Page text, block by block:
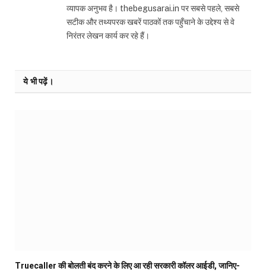
व्यापक अनुभव है। thebegusarai.in पर सबसे पहले, सबसे
सटीक और तथ्यपरक खबरें पाठकों तक पहुँचाने के उद्देश्य से वे
निरंतर लेखन कार्य कर रहे हैं।
ये भी पढ़ें।
Truecaller की बोलती बंद करने के लिए आ रही सरकारी कॉलर आईडी, जानिए-